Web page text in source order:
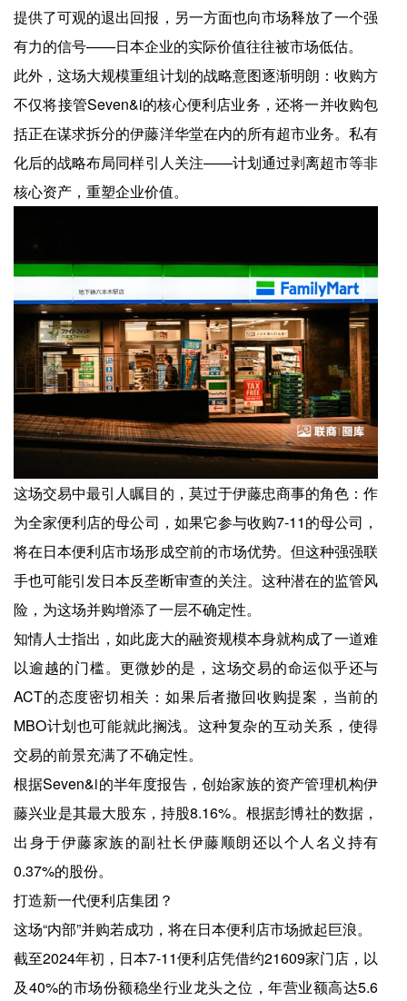
提供了可观的退出回报，另一方面也向市场释放了一个强
有力的信号——日本企业的实际价值往往被市场低估。
此外，这场大规模重组计划的战略意图逐渐明朗：收购方
不仅将接管Seven&i的核心便利店业务，还将一并收购包
括正在谋求拆分的伊藤洋华堂在内的所有超市业务。私有
化后的战略布局同样引人关注——计划通过剥离超市等非
核心资产，重塑企业价值。
这场交易中最引人瞩目的，莫过于伊藤忠商事的角色：作
为全家便利店的母公司，如果它参与收购7-11的母公司，
将在日本便利店市场形成空前的市场优势。但这种强强联
手也可能引发日本反垄断审查的关注。这种潜在的监管风
险，为这场并购增添了一层不确定性。
知情人士指出，如此庞大的融资规模本身就构成了一道难
以逾越的门槛。更微妙的是，这场交易的命运似乎还与
ACT的态度密切相关：如果后者撤回收购提案，当前的
MBO计划也可能就此搁浅。这种复杂的互动关系，使得
交易的前景充满了不确定性。
根据Seven&i的半年度报告，创始家族的资产管理机构伊
藤兴业是其最大股东，持股8.16%。根据彭博社的数据，
出身于伊藤家族的副社长伊藤顺朗还以个人名义持有
0.37%的股份。
打造新一代便利店集团？
这场“内部”并购若成功，将在日本便利店市场掀起巨浪。
截至2024年初，日本7-11便利店凭借约21609家门店，以
及40%的市场份额稳坐行业龙头之位，年营业额高达5.6